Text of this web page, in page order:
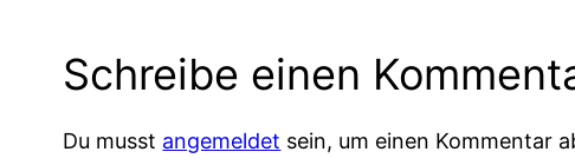
Schreibe einen
Du musst angemeldet sein, um einen Kommentar